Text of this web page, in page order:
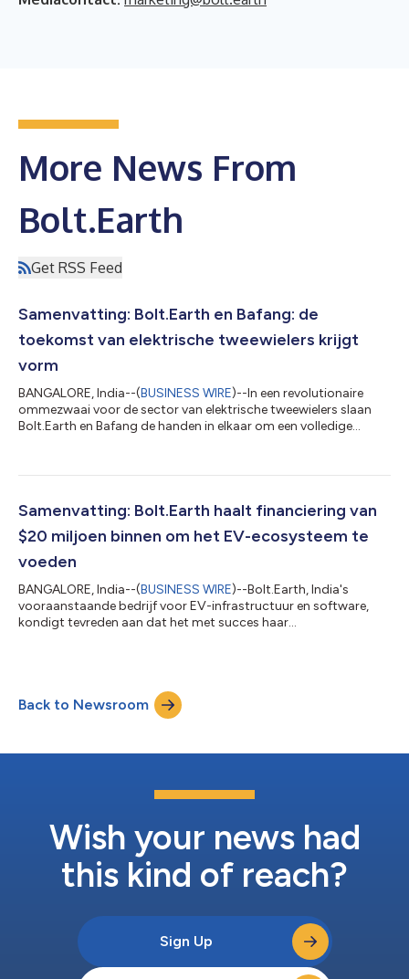
More News From
Bolt.Earth
Get RSS Feed
Samenvatting: Bolt.Earth en Bafang: de
toekomst van elektrische tweewielers krijgt
vorm
BANGALORE, India--(BUSINESS WIRE)--In een revolutionaire
ommezwaai voor de sector van elektrische tweewielers slaan
Bolt.Earth en Bafang de handen in elkaar om een volledige
ongeëvenaarde gebruikerservaringen, wat zal zorgen voor een
Bafang, die alom vermaard is voor haar technisch nauwkeurige
motoren voor elektrische voertu...
Samenvatting: Bolt.Earth haalt financiering van
$20 miljoen binnen om het EV-ecosysteem te
voeden
BANGALORE, India--(BUSINESS WIRE)--Bolt.Earth, India's
vooraanstaande bedrijf voor EV-infrastructuur en software,
kondigt tevreden aan dat het met succes haar
een consortium van zowel jarenlange als nieuwe investeerders,
met een aantal ronkende namen waaronder Union Square
Ventures, Prime Venture Partners, ITIGO Fund...
Back to Newsroom
Wish your news had
this kind of reach?
Sign Up